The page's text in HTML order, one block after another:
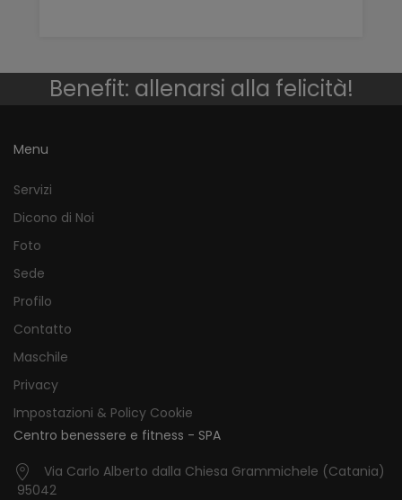
Benefit: allenarsi alla felicità!
Menu
Servizi
Dicono di Noi
Foto
Sede
Profilo
Contatto
Maschile
Privacy
Impostazioni & Policy Cookie
Centro benessere e fitness - SPA
Via Carlo Alberto dalla Chiesa Grammichele (Catania)
95042